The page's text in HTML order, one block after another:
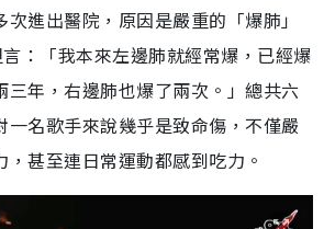
進出醫院，原因是嚴重的「爆肺」
言：「我本來左邊肺就經常爆，已經爆
三年，右邊肺也爆了兩次。」總共六
一名歌手來說幾乎是致命傷，不僅嚴
，甚至連日常運動都感到吃力。